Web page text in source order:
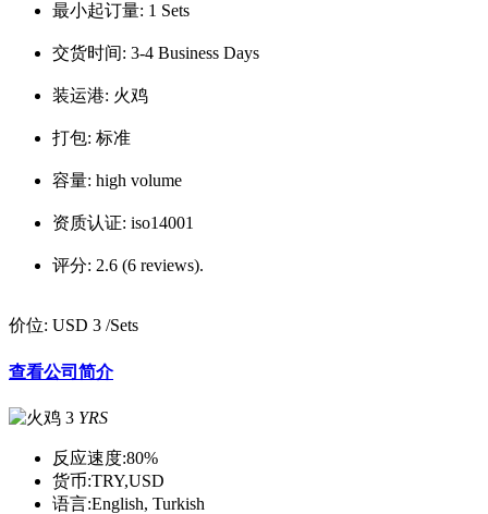
最小起订量: 1 Sets
交货时间: 3-4 Business Days
装运港: 火鸡
打包: 标准
容量: high volume
资质认证: iso14001
评分: 2.6 (6 reviews).
价位: USD 3 /Sets
查看公司简介
3 YRS
反应速度:80%
货币:TRY,USD
语言:English, Turkish